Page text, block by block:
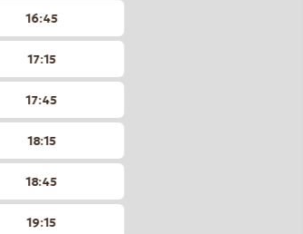
16:45
17:15
17:45
18:15
18:45
19:15